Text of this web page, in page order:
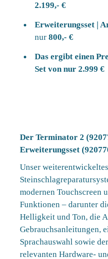
2.199,- €
Erweiterungsset |
nur 800,- €
Das ergibt einen
Set von nur 2.999 €
Der Terminator 2
Erweiterungsset
Unser weiterentwickeltes
modernen Touchscreen
Funktionen – darunter
Helligkeit und Ton, die
Gebrauchsanleitungen,
Sprachauswahl sowie
relevanten Hardware-